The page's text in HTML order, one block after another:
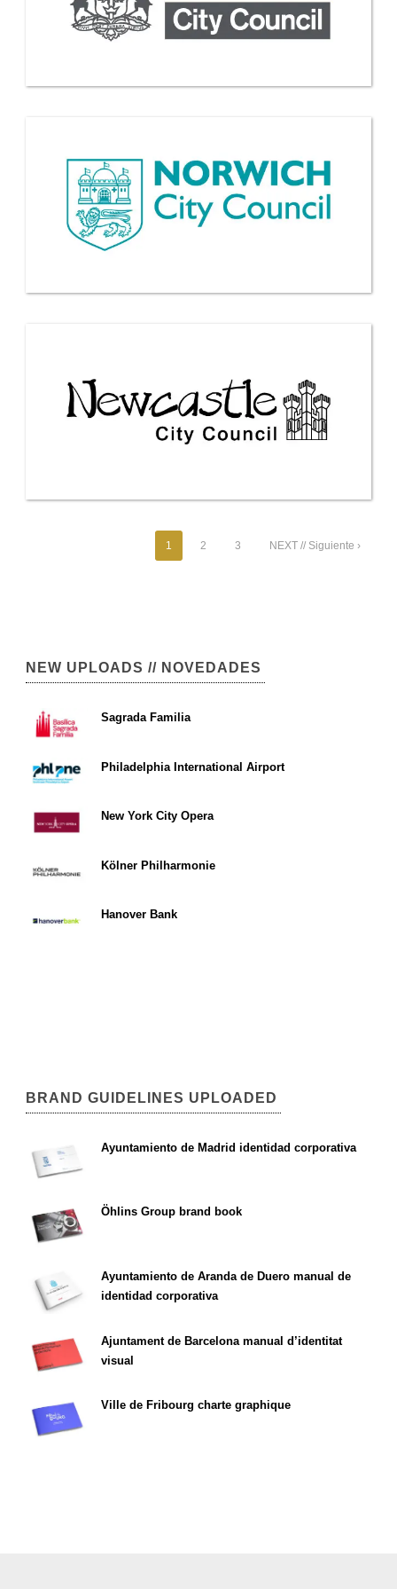
1 2 3 NEXT // Siguiente ›
NEW UPLOADS // NOVEDADES
Sagrada Familia
Philadelphia International Airport
New York City Opera
Kölner Philharmonie
Hanover Bank
BRAND GUIDELINES UPLOADED
Ayuntamiento de Madrid identidad corporativa
Öhlins Group brand book
Ayuntamiento de Aranda de Duero manual de
identidad corporativa
Ajuntament de Barcelona manual d’identitat
visual
Ville de Fribourg charte graphique